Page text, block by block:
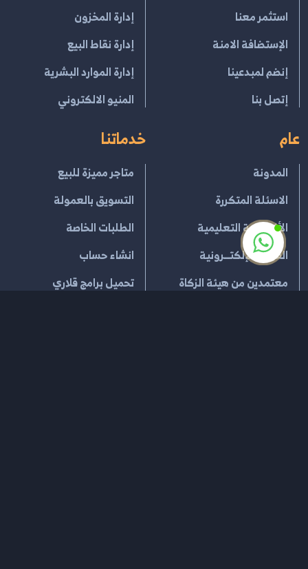
استثمر معنا
الإستضافة الامنة
إنضم لمبدعينا
إتصل بنا
إدارة المخزون
إدارة نقاط البيع
إدارة الموارد البشرية
المنيو الالكتروني
عام
المدونة
الاسئلة المتكررة
الأكاديمية التعليمية
الفوترة الإلكتــرونية
معتمدين من هيئة الزكاة
خدماتنا
متاجر مميزة للبيع
التسويق بالعمولة
الطلبات الخاصة
انشاء حساب
تحميل برامج قلاري